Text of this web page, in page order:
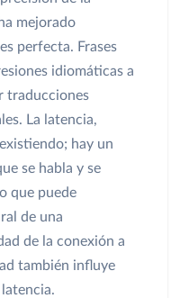
mejorado
perfecta. Frases
idiomáticas a
traducciones
La latencia,
hay un
se habla y se
que puede
de una
de la conexión a
también influye